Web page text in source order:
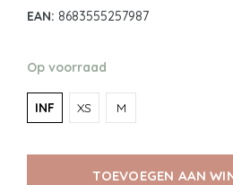
EAN: 8683555257987
Op voorraad
INF XS M
TOEVOEGEN AAN